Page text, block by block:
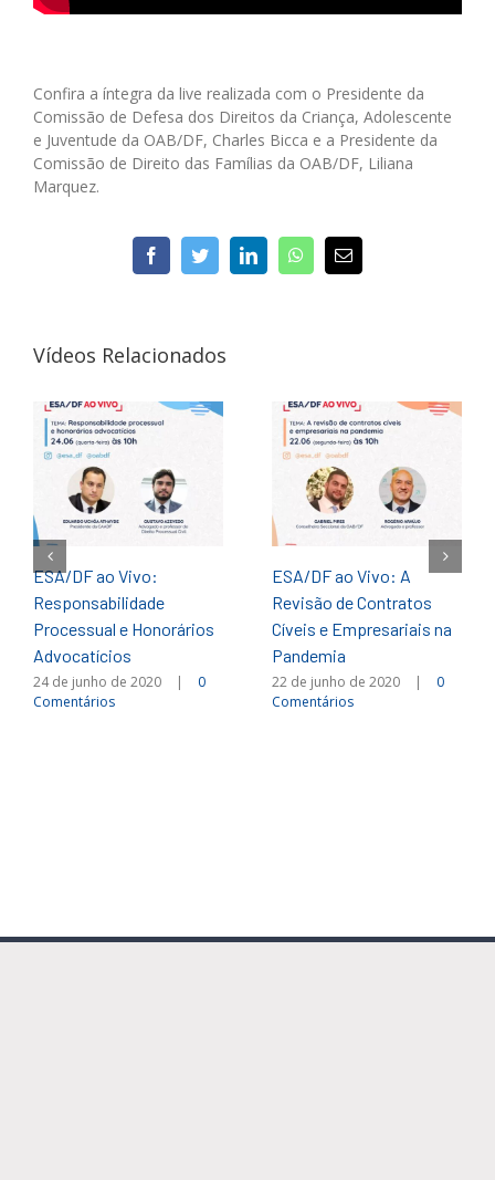
Confira a íntegra da live realizada com o Presidente da
Comissão de Defesa dos Direitos da Criança, Adolescente
e Juventude da OAB/DF, Charles Bicca e a Presidente da
Comissão de Direito das Famílias da OAB/DF, Liliana
Marquez.
facebooktwitter linkedin whatsapp
E-
mail
Vídeos Relacionados
ESA/DF ao Vivo:
Responsabilidade
Processual e Honorários
Advocatícios
24 de junho de 2020 |
0
Comentários
ESA/DF ao Vivo: A
Revisão de Contratos
Cíveis e Empresariais na
Pandemia
22 de junho de 2020 |
0
Comentários